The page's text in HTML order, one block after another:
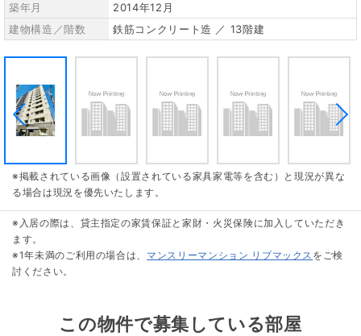
築年月
2014年12月
建物構造／階数
鉄筋コンクリート造 ／ 13階建
※掲載されている画像（設置されている家具家電等を含む）と現況が異な
る場合は現況を優先いたします。
※入居の際は、貸主指定の家賃保証と家財・火災保険に加入していただき
ます。
※1年未満のご利用の場合は、 マンスリーマンション リブマックス をご検
討ください。
この物件で募集している部屋